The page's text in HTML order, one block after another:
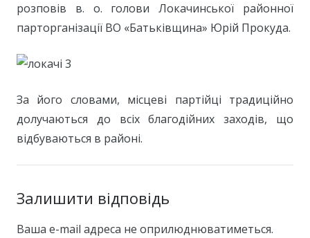
розповів в. о. голови Локачинської районної
парторганізації ВО «Батьківщина» Юрій Прокуда.
За його словами, місцеві партійці традиційно
долучаються до всіх благодійних заходів, що
відбуваються в районі.
Залишити відповідь
Ваша e-mail адреса не оприлюднюватиметься.